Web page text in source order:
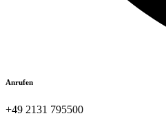
Anrufen
+49 2131 795500​